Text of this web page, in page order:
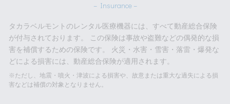
– Insurance –
タカラベルモントのレンタル医療機器には、すべて動産総合保険
が付与されております。 この保険は事故や盗難などの偶発的な損
害を補償するための保険です。 火災・水害・雪害・落雷・爆発な
どによる損害には、動産総合保険が適用されます。
※ただし、地震・噴火・津波による損害や、故意または重大な過失による損
害などは補償の対象となりません。